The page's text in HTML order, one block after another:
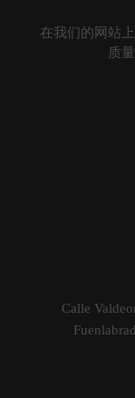
在我们的网站
质
Calle